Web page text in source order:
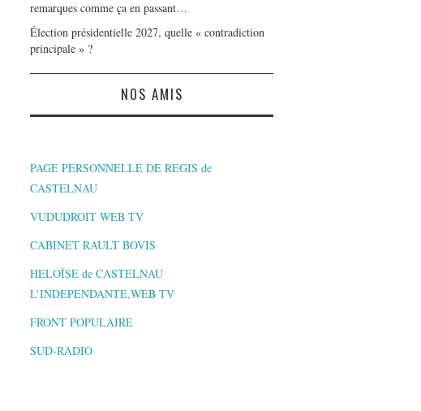
remarques comme ça en passant…
Élection présidentielle 2027, quelle « contradiction
principale » ?
NOS AMIS
PAGE PERSONNELLE DE REGIS de
CASTELNAU
VUDUDROIT WEB TV
CABINET RAULT BOVIS
HELOÏSE de CASTELNAU
L’INDEPENDANTE,WEB TV
FRONT POPULAIRE
SUD-RADIO